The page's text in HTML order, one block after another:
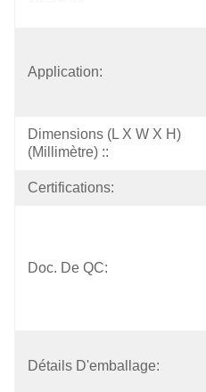
Application:
Dimensions (L X W X H)
(millimètre) ::
Certifications:
Doc. De QC:
Détails D'emballage: